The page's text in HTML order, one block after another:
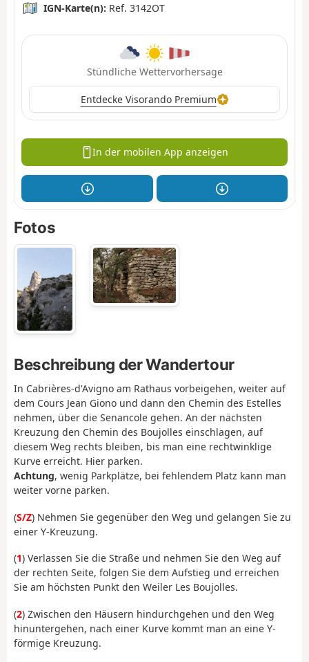
IGN-Karte(n): Ref. 3142OT
Stündliche Wettervorhersage
Entdecke Visorando Premium
In der mobilen App anzeigen
Fotos
Beschreibung der Wandertour
In Cabrières-d'Avigno am Rathaus vorbeigehen, weiter auf
dem Cours Jean Giono und dann den Chemin des Estelles
nehmen, über die Senancole gehen. An der nächsten
Kreuzung den Chemin des Boujolles einschlagen, auf
diesem Weg rechts bleiben, bis man eine rechtwinklige
Kurve erreicht. Hier parken.
Achtung, wenig Parkplätze, bei fehlendem Platz kann man
weiter vorne parken.
(S/Z) Nehmen Sie gegenüber den Weg und gelangen Sie zu
einer Y-Kreuzung.
(1) Verlassen Sie die Straße und nehmen Sie den Weg auf
der rechten Seite, folgen Sie dem Aufstieg und erreichen
Sie am höchsten Punkt den Weiler Les Boujolles.
(2) Zwischen den Häusern hindurchgehen und den Weg
hinuntergehen, nach einer Kurve kommt man an eine Y-
förmige Kreuzung.